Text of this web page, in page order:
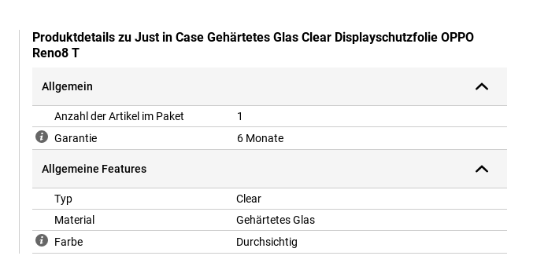
Produktdetails zu Just in Case Gehärtetes Glas Clear Displayschutzfolie OPPO
Reno8 T
Allgemein
Anzahl der Artikel im Paket
1
Garantie
6 Monate
Allgemeine Features
Typ
Clear
Material
Gehärtetes Glas
Farbe
Durchsichtig